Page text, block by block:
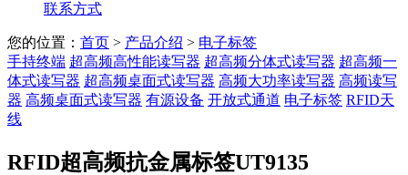
联系方式
您的位置： 首页 > 产品介绍 > 电子标签
手持终端 超高频高性能读写器 超高频分体式读写器 超高频一
体式读写器 超高频桌面式读写器 高频大功率读写器 高频读写
器 高频桌面式读写器 有源设备 开放式通道 电子标签 RFID天
线
RFID超高频抗金属标签UT9135